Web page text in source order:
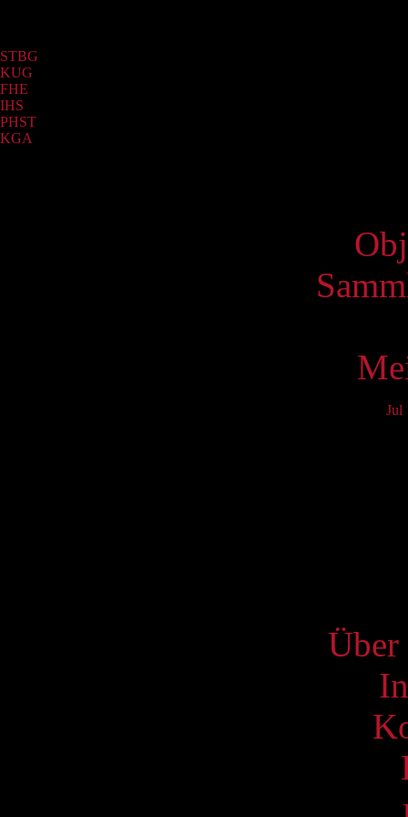
STBG
KUG
FHE
IHS
PHST
KGA
Jul